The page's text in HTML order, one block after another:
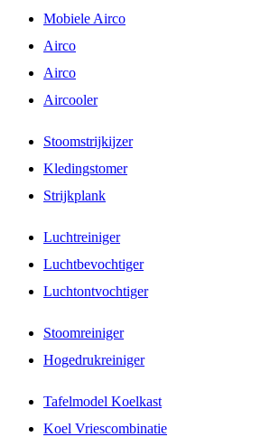
Mobiele Airco
Airco
Airco
Aircooler
Stoomstrijkijzer
Kledingstomer
Strijkplank
Luchtreiniger
Luchtbevochtiger
Luchtontvochtiger
Stoomreiniger
Hogedrukreiniger
Tafelmodel Koelkast
Koel Vriescombinatie